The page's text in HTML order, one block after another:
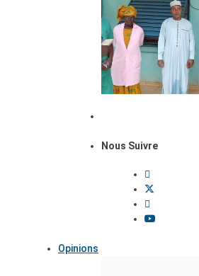
Nous Suivre
Opinions